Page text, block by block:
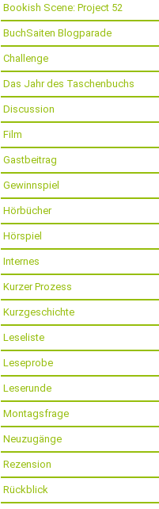
Bookish Scene: Project 52
BuchSaiten Blogparade
Challenge
Das Jahr des Taschenbuchs
Discussion
Film
Gastbeitrag
Gewinnspiel
Hörbücher
Hörspiel
Internes
Kurzer Prozess
Kurzgeschichte
Leseliste
Leseprobe
Leserunde
Montagsfrage
Neuzugänge
Rezension
Rückblick